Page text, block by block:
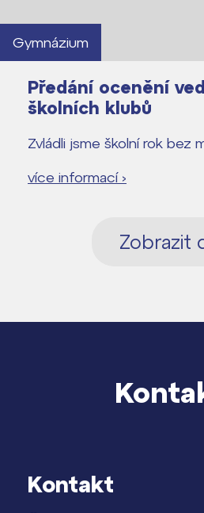
Gymnázium
Předání ocenění
školních klubů
Zvládli jsme školní rok bez
více informací ›
Zobrazit
Kontakt